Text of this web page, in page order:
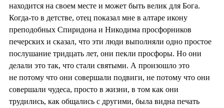
находится на своем месте и может быть велик для Бога.
Когда-то в детстве, отец показал мне в алтаре икону
преподобных Спиридона и Никодима просфорников
печерских и сказал, что эти люди выполняли одно простое
послушание тридцать лет, они пекли просфоры. Но они
делали это так, что стали святыми. А произошло это
не потому что они совершали подвиги, не потому что они
совершали чудеса, просто в жизни, в том как они
трудились, как общались с другими, была видна печать